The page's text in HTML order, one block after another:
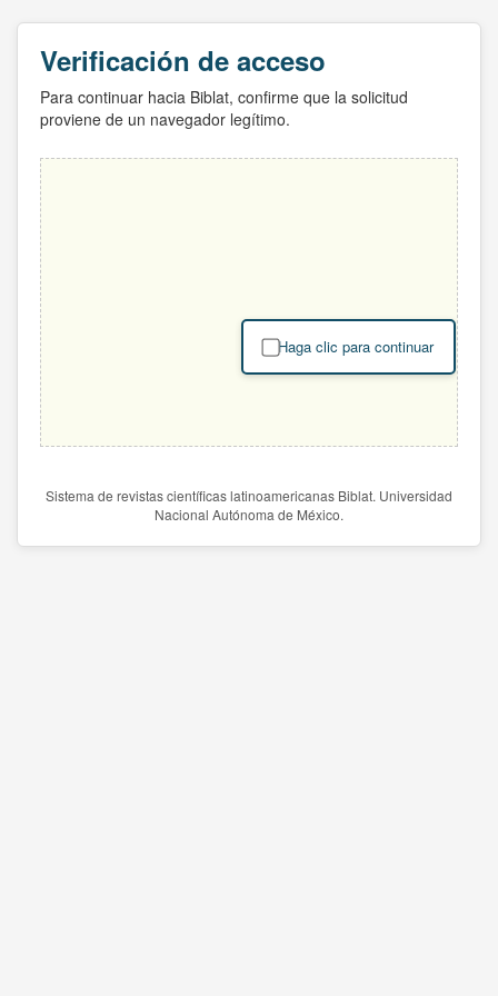
Verificación de acceso
Para continuar hacia Biblat, confirme que la solicitud
proviene de un navegador legítimo.
Haga clic para continuar
Sistema de revistas científicas latinoamericanas Biblat. Universidad
Nacional Autónoma de México.